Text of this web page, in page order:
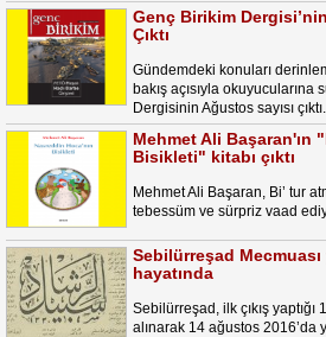
Genç Birikim
Çıktı
Gündemdeki konuları
bakış açısıyla
Dergisinin Ağustos sayısı çıktı.
Mehmet Ali Başaran'ın
Bisikleti" kitabı çıktı
Mehmet Ali Başaran, Bi’ tur
tebessüm ve sürpriz vaad
Sebilürreşad
hayatında
Sebilürreşad, ilk çıkış
alınarak 14 ağustos 2016’da